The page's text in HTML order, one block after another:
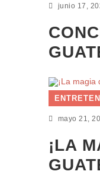
junio 17,
mayo 21,
¡LA